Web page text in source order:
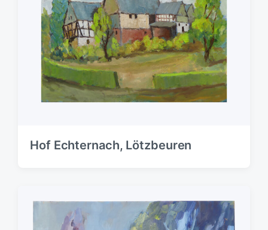
Hof Echternach, Lötzbeuren